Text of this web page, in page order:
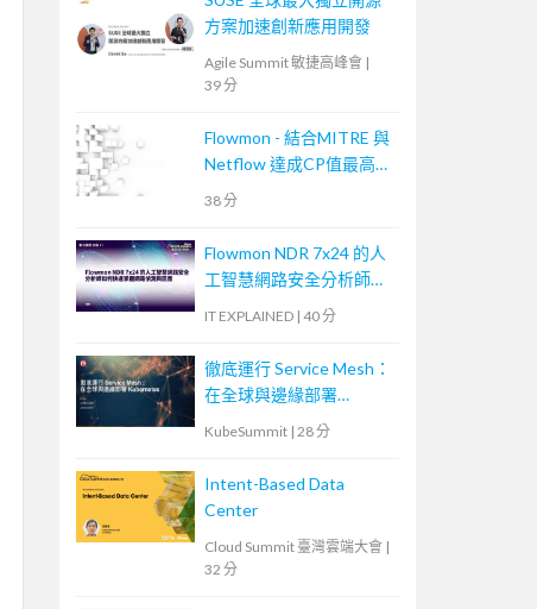
方案加速創新應用開發
Agile Summit 敏捷高峰會 |
39 分
Flowmon - 結合MITRE 與
Netflow 達成CP值最高的
資安事件應變手段
38 分
Flowmon NDR 7x24 的人
工智慧網路安全分析師如
何快速掌握網路偵測與回
IT EXPLAINED | 40 分
徹底運行 Service Mesh：
在全球與邊緣部署
KubeSummit | 28 分
Intent-Based Data
Center
Cloud Summit 臺灣雲端大會 |
32 分